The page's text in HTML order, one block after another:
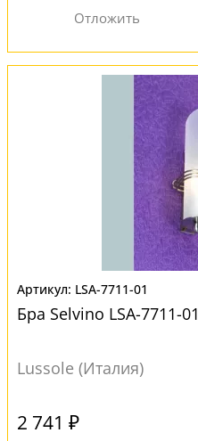
LSA-7711-01
Бра Selvino LSA-7711-01
Lussole (Италия)
2 741 ₽